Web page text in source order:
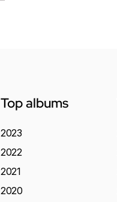
Top albums
2023
2022
2021
2020